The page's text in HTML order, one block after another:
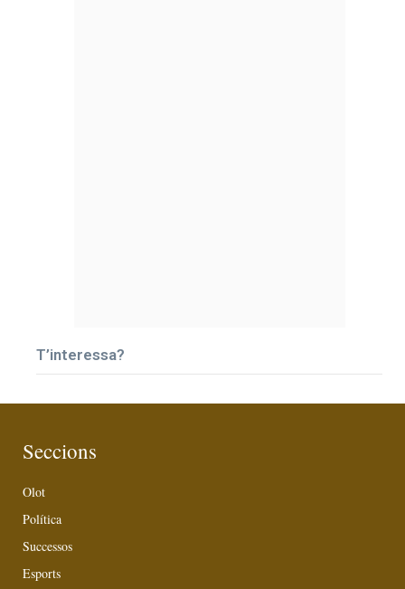
T’interessa?
Seccions
Olot
Política
Successos
Esports